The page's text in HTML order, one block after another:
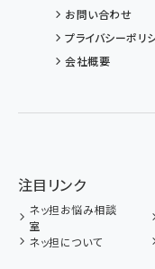
お問い合わせ
プライバシーポリ
会社概要
注目リンク
ネッ担お悩み相談
室
ネッ担について